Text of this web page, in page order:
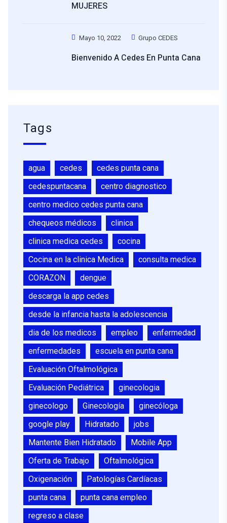
MUJERES
Mayo 10, 2022 Grupo CEDES
Bienvenido A Cedes En Punta Cana
Tags
agua cedes
cedes punta cana
cedespuntacana
centro diagnostico
centro medico cedes punta cana
chequeos médicos
clinica
clinica medica cedes
cocina
Cocina en la clinica Medica
consulta medica
CORAZON
dengue
descarga la app cedes
desde la infancia hasta la adolescencia
dia de los medicos
empleo
enfermedad
enfermedades
escuela en punta cana
Evaluación Oftalmológica
Evaluación Pediátrica
ginecologia
ginecologo
Ginecología
ginecóloga
google play
Hidratado
jobs
Mantente Bien Hidratado
Mobile App
Oferta de Trabajo
Oftalmológica
Oxigenación
Patologías Cardíacas
punta cana
punta cana empleo
regreso a clase